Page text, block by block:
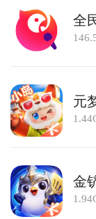
全
元
金